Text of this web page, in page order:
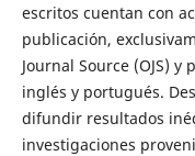
escritos cuentan con
publicación,
Journal Source (OJS)
inglés y portugués.
difundir resultados
investigaciones